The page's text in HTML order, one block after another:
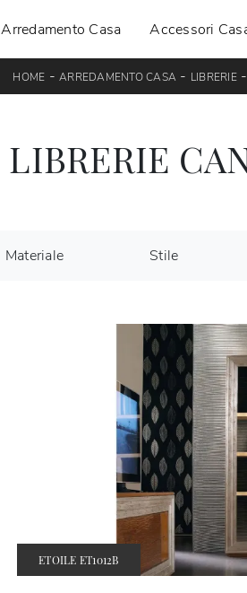
Arredamento Casa Accessori
HOME - ARREDAMENTO CASA - LIBRERIE-
LIBRERIE
Materiale Stile
ETOILE ET1012B